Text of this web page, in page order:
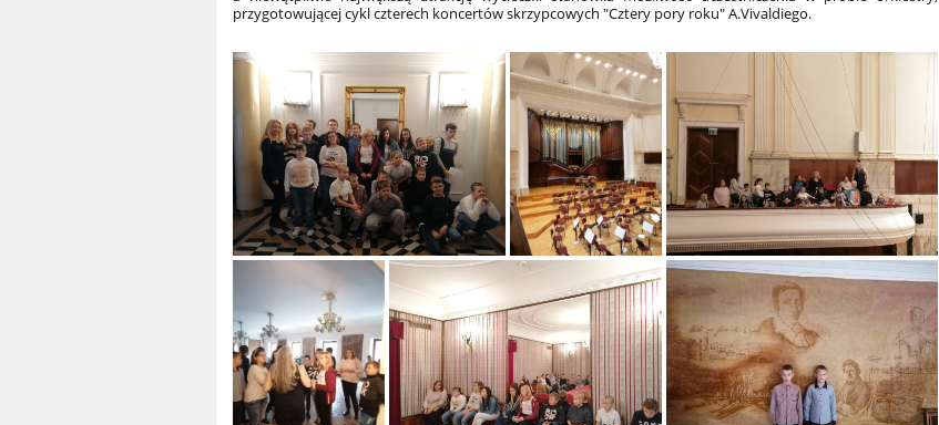
przygotowującej cykl czterech koncertów skrzypcowych "Cztery pory roku" A.Vivaldiego.